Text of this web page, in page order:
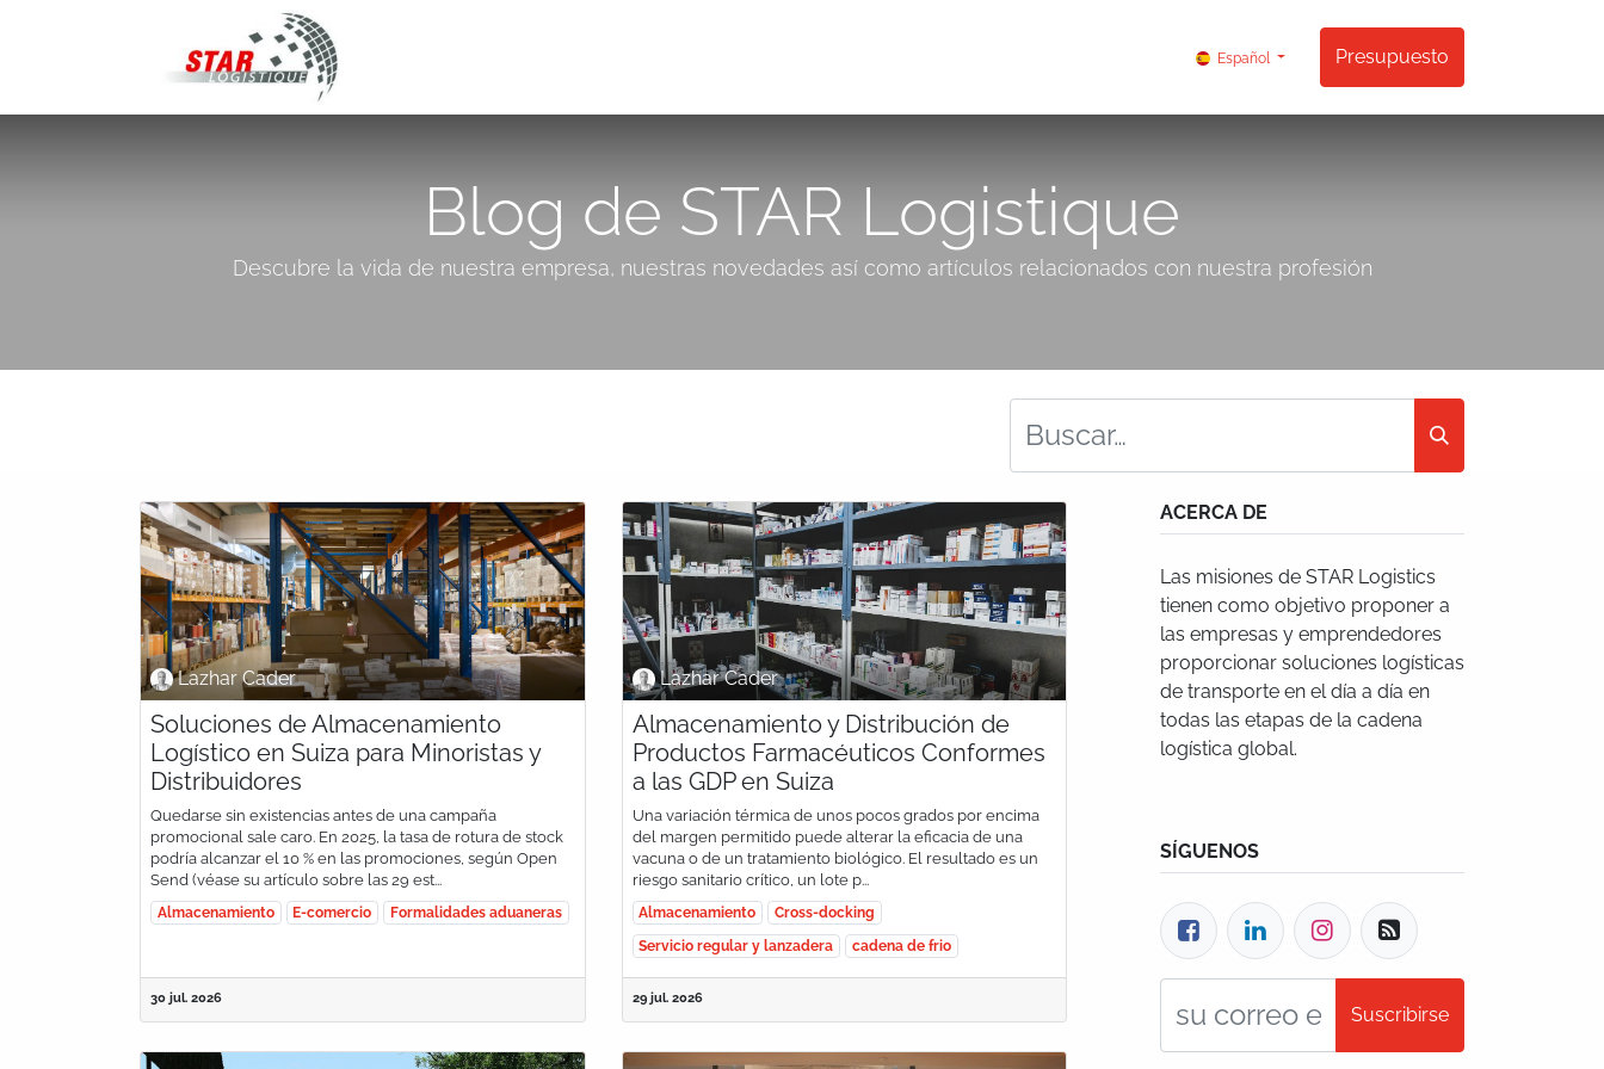
Español Presupuesto
Blog de STAR Logistique
Descubre la vida de nuestra empresa, nuestras novedades así como artículos relacionados con nuestra profesión
Lazhar Cader
Soluciones de Almacenamiento
Logístico en Suiza para Minoristas y
Distribuidores
Quedarse sin existencias antes de una campaña
promocional sale caro. En 2025, la tasa de rotura de stock
podría alcanzar el 10 % en las promociones, según Open
Send (véase su artículo sobre las 29 est...
Almacenamiento E-comercio Formalidades aduaneras
30 jul. 2026
Lazhar Cader
Almacenamiento y Distribución de
Productos Farmacéuticos Conformes
a las GDP en Suiza
Una variación térmica de unos pocos grados por encima
del margen permitido puede alterar la eficacia de una
vacuna o de un tratamiento biológico. El resultado es un
riesgo sanitario crítico, un lote p...
Almacenamiento
Cross-docking
Servicio regular y lanzadera
cadena de frio
29 jul. 2026
ACERCA DE
Las misiones de STAR Logistics
tienen como objetivo proponer a
las empresas y emprendedores
proporcionar soluciones logísticas
de transporte en el día a día en
todas las etapas de la cadena
logística global.
SÍGUENOS
Suscribirse